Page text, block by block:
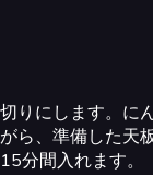
りにします。に
ら、準備した天
分間入れます。